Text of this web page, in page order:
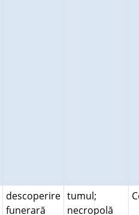
descoperire
funerară
tumul;
necropolă